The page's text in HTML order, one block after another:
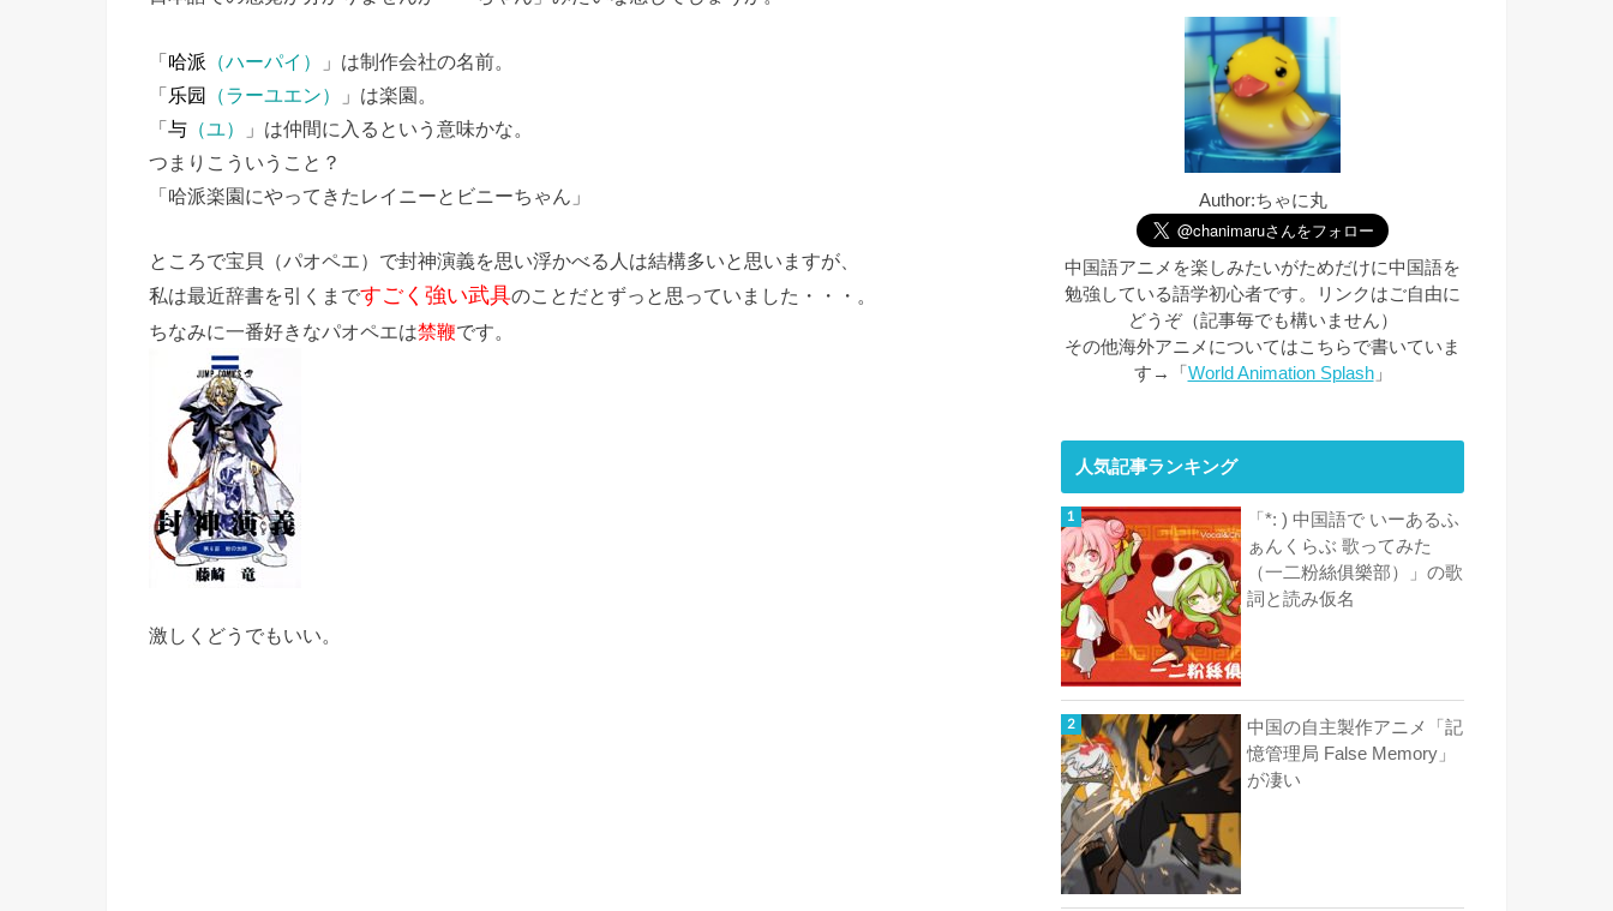
「哈派 （ハーパイ）
」は制作会社の名前。
「乐园 （ラーユエン）
」は楽園。
「与 （ユ）
」は仲間に入るという意味かな。
つまりこういうこと？
「哈派楽園にやってきたレイニーとビニーちゃん」
ところで宝貝（パオペエ）で封神演義を思い浮かべる人は結構多いと思いますが、
私は最近辞書を引くまですごく強い武具のことだとずっと思っていました・・・。
ちなみに一番好きなパオペエは禁鞭です。
激しくどうでもいい。
Author:ちゃに丸
中国語アニメを楽しみたいがためだけに中国語を
勉強している語学初心者です。リンクはご自由に
どうぞ（記事毎でも構いません）
その他海外アニメについてはこちらで書いていま
す→「 World Animation Splash」
人気記事ランキング
「*: ) 中国語で いーあるふ
ぁんくらぶ 歌ってみた
（一二粉絲俱樂部）」の歌
詞と読み仮名
中国の自主製作アニメ「記
憶管理局 False Memory」
が凄い